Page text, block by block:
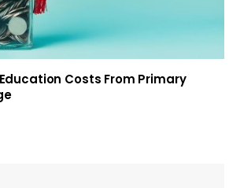
Costs From Primary